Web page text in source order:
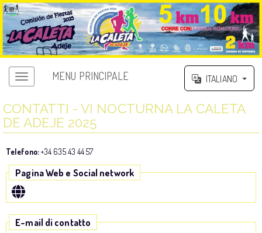
MENU PRINCIPALE ITALIANO
CONTATTI - VI NOCTURNA LA CALETA
DE ADEJE 2025
Telefono:+34 635 43 44 57
Pagina Web e Social network
E-mail di contatto